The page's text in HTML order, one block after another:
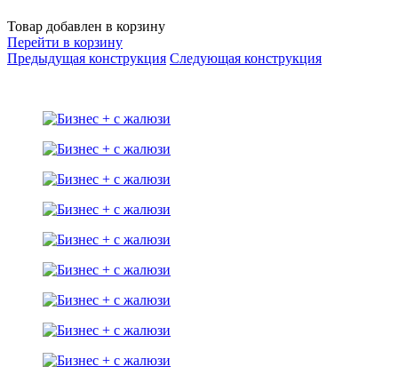
Товар добавлен в корзину
Перейти в корзину
Предыдущая конструкция Следующая конструкция